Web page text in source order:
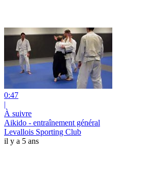
0:47
|
À suivre
Aikido - entraînement général
Levallois Sporting Club
il y a 5 ans